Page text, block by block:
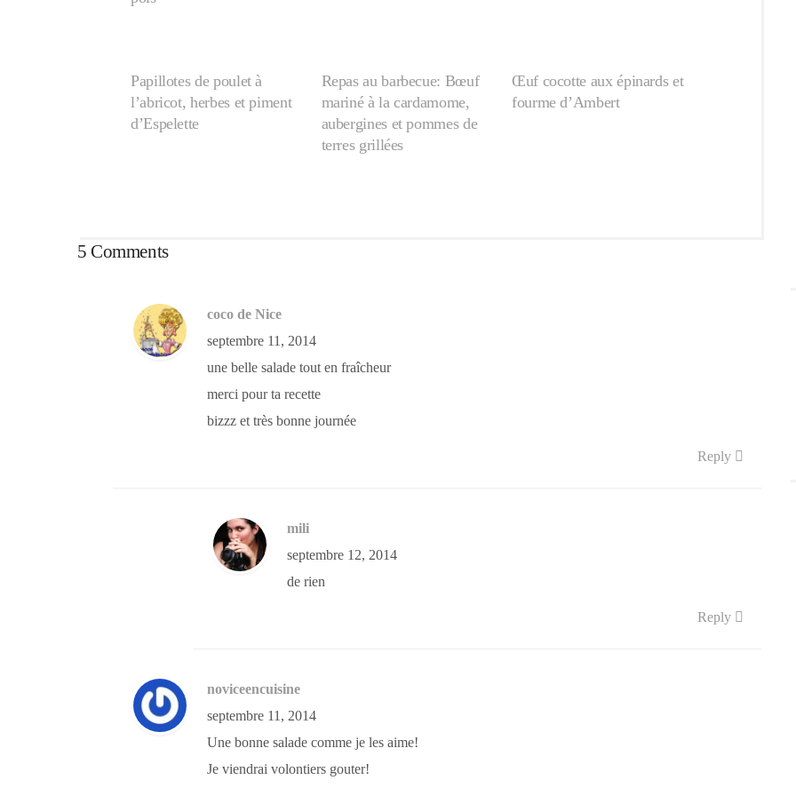
Papillotes de poulet à
l’abricot, herbes et piment
d’Espelette
Repas au barbecue: Bœuf
mariné à la cardamome,
aubergines et pommes de
terres grillées
Œuf cocotte aux épinards et
fourme d’Ambert
5 Comments
coco de Nice
septembre 11, 2014
une belle salade tout en fraîcheur
merci pour ta recette
bizzz et très bonne journée
Reply
mili
septembre 12, 2014
de rien
Reply
noviceencuisine
septembre 11, 2014
Une bonne salade comme je les aime!
Je viendrai volontiers gouter!